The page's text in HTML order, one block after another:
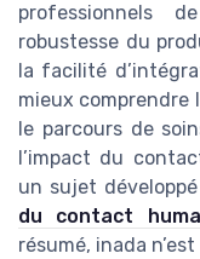
professionnels
robustesse du
la facilité
mieux comprendre
le parcours de
l’impact du
un sujet
du contact
résumé, inada